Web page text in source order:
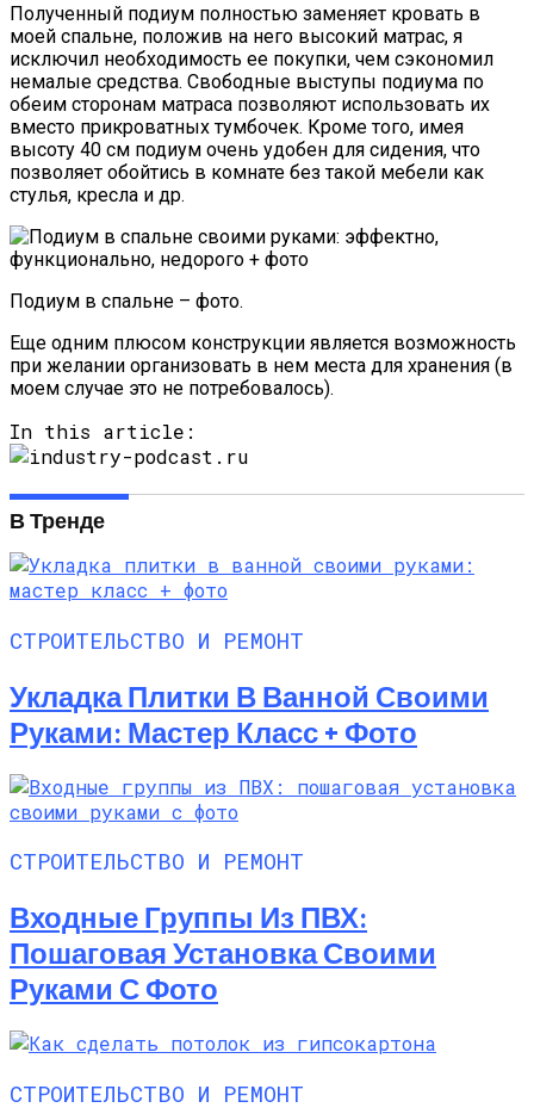
Полученный подиум полностью заменяет кровать в
моей спальне, положив на него высокий матрас, я
исключил необходимость ее покупки, чем сэкономил
немалые средства. Свободные выступы подиума по
обеим сторонам матраса позволяют использовать их
вместо прикроватных тумбочек. Кроме того, имея
высоту 40 см подиум очень удобен для сидения, что
позволяет обойтись в комнате без такой мебели как
стулья, кресла и др.
Подиум в спальне – фото.
Еще одним плюсом конструкции является возможность
при желании организовать в нем места для хранения (в
моем случае это не потребовалось).
In this article:
В Тренде
СТРОИТЕЛЬСТВО И РЕМОНТ
Укладка Плитки В Ванной Своими
Руками: Мастер Класс + Фото
СТРОИТЕЛЬСТВО И РЕМОНТ
Входные Группы Из ПВХ:
Пошаговая Установка Своими
Руками С Фото
СТРОИТЕЛЬСТВО И РЕМОНТ